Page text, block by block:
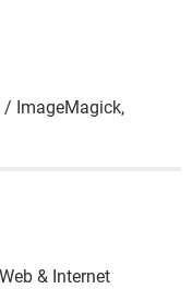
/ ImageMagick,
& Internet